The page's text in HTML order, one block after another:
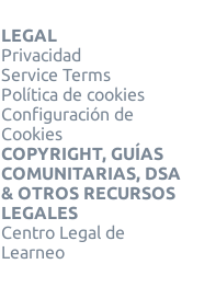
LEGAL
Privacidad
Service Terms
Política de cookies
Configuración de
Cookies
COPYRIGHT, GUÍAS
COMUNITARIAS, DSA
& OTROS RECURSOS
LEGALES
Centro Legal de
Learneo